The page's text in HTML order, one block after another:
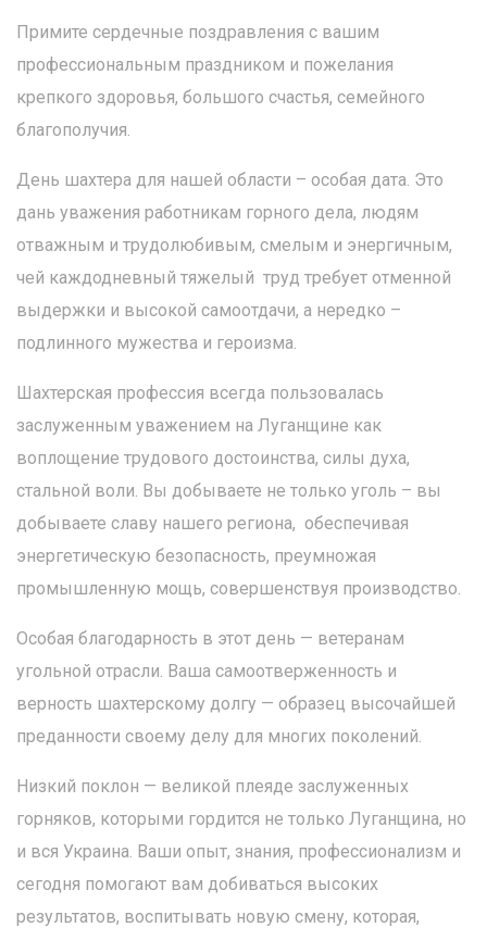
Примите сердечные поздравления с вашим
профессиональным праздником и пожелания
крепкого здоровья, большого счастья, семейного
благополучия.
День шахтера для нашей области – особая дата. Это
дань уважения работникам горного дела, людям
отважным и трудолюбивым, смелым и энергичным,
чей каждодневный тяжелый труд требует отменной
выдержки и высокой самоотдачи, а нередко –
подлинного мужества и героизма.
Шахтерская профессия всегда пользовалась
заслуженным уважением на Луганщине как
воплощение трудового достоинства, силы духа,
стальной воли. Вы добываете не только уголь – вы
добываете славу нашего региона, обеспечивая
энергетическую безопасность, преумножая
промышленную мощь, совершенствуя производство.
Особая благодарность в этот день — ветеранам
угольной отрасли. Ваша самоотверженность и
верность шахтерскому долгу — образец высочайшей
преданности своему делу для многих поколений.
Низкий поклон — великой плеяде заслуженных
горняков, которыми гордится не только Луганщина, но
и вся Украина. Ваши опыт, знания, профессионализм и
сегодня помогают вам добиваться высоких
результатов, воспитывать новую смену, которая,